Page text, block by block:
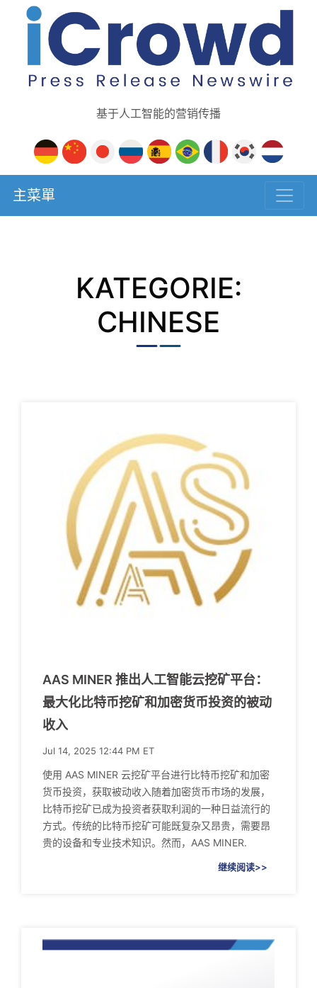
基于人工智能的营销传播
主菜單
KATEGORIE:
CHINESE
AAS MINER 推出人工智能云挖矿平台：
最大化比特币挖矿和加密货币投资的被动
收入
Jul 14, 2025 12:44 PM ET
使用 AAS MINER 云挖矿平台进行比特币挖矿和加密
货币投资，获取被动收入随着加密货币市场的发展，
比特币挖矿已成为投资者获取利润的一种日益流行的
方式。传统的比特币挖矿可能既复杂又昂贵，需要昂
贵的设备和专业技术知识。然而，AAS MINER.
继续阅读>>